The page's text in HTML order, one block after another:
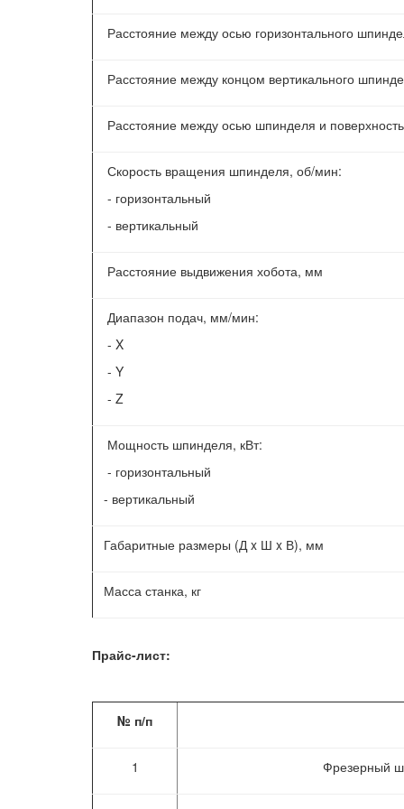
Расстояние между осью горизонтального
Расстояние между концом вертикального
Расстояние между осью шпинделя и
Скорость вращения шпинделя, об/мин:
- горизонтальный
- вертикальный
Расстояние выдвижения хобота, мм
Диапазон подач, мм/мин:
- X
- Y
- Z
Мощность шпинделя, кВт:
- горизонтальный
- вертикальный
Габаритные размеры (Д x Ш x В), мм
Масса станка, кг
Прайс-лист:
№ п/п
1 Фрезерный